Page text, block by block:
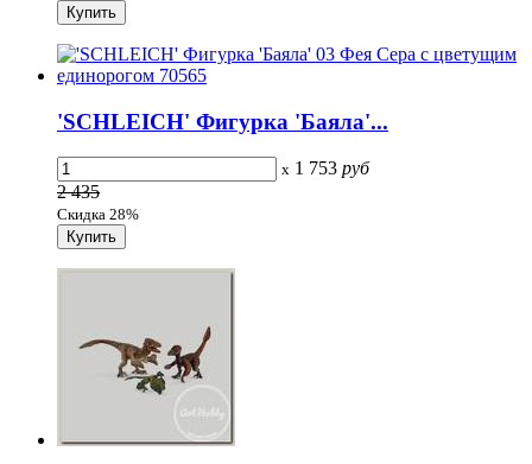
'SCHLEICH' Фигурка 'Баяла'...
x 1 753 руб
2 435
Скидка 28%